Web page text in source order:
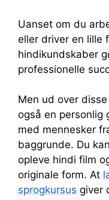
Uanset om du
eller driver en lille
hindikundskaber
professionelle
Men ud over
også en personlig
med mennesker
baggrunde. Du
opleve hindi film
originale form. At
sprogkursus giver